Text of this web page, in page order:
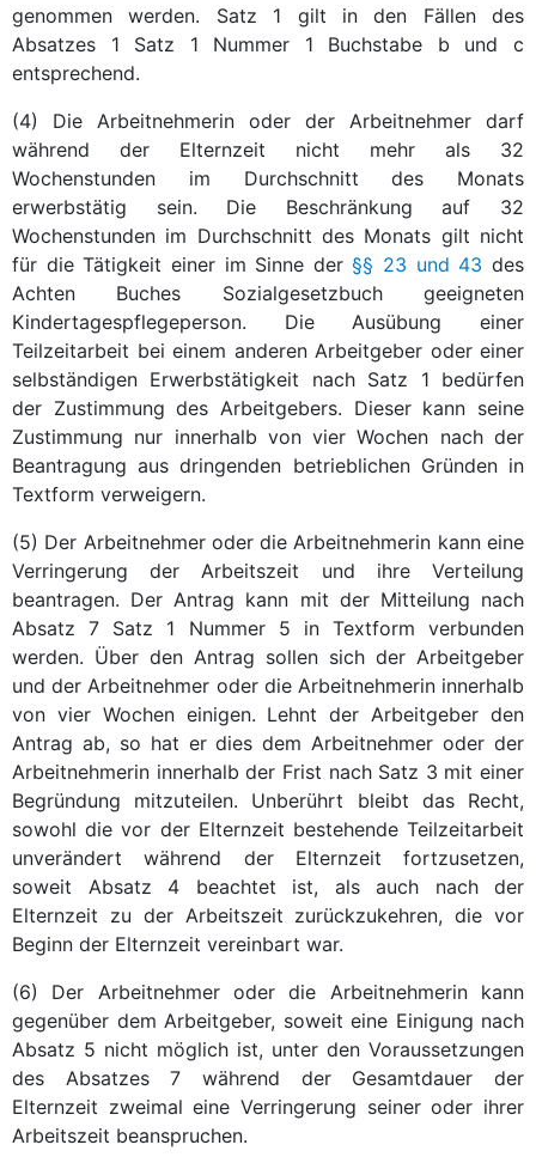
genommen werden. Satz 1 gilt in den Fällen des
Absatzes 1 Satz 1 Nummer 1 Buchstabe b und c
entsprechend.
(4) Die Arbeitnehmerin oder der Arbeitnehmer darf
während der Elternzeit nicht mehr als 32
Wochenstunden im Durchschnitt des Monats
erwerbstätig sein. Die Beschränkung auf 32
Wochenstunden im Durchschnitt des Monats gilt nicht
für die Tätigkeit einer im Sinne der§§ 23 und 43 des
Achten Buches Sozialgesetzbuch geeigneten
Kindertagespflegeperson. Die Ausübung einer
Teilzeitarbeit bei einem anderen Arbeitgeber oder einer
selbständigen Erwerbstätigkeit nach Satz 1 bedürfen
der Zustimmung des Arbeitgebers. Dieser kann seine
Zustimmung nur innerhalb von vier Wochen nach der
Beantragung aus dringenden betrieblichen Gründen in
Textform verweigern.
(5) Der Arbeitnehmer oder die Arbeitnehmerin kann eine
Verringerung der Arbeitszeit und ihre Verteilung
beantragen. Der Antrag kann mit der Mitteilung nach
Absatz 7 Satz 1 Nummer 5 in Textform verbunden
werden. Über den Antrag sollen sich der Arbeitgeber
und der Arbeitnehmer oder die Arbeitnehmerin innerhalb
von vier Wochen einigen. Lehnt der Arbeitgeber den
Antrag ab, so hat er dies dem Arbeitnehmer oder der
Arbeitnehmerin innerhalb der Frist nach Satz 3 mit einer
Begründung mitzuteilen. Unberührt bleibt das Recht,
sowohl die vor der Elternzeit bestehende Teilzeitarbeit
unverändert während der Elternzeit fortzusetzen,
soweit Absatz 4 beachtet ist, als auch nach der
Elternzeit zu der Arbeitszeit zurückzukehren, die vor
Beginn der Elternzeit vereinbart war.
(6) Der Arbeitnehmer oder die Arbeitnehmerin kann
gegenüber dem Arbeitgeber, soweit eine Einigung nach
Absatz 5 nicht möglich ist, unter den Voraussetzungen
des Absatzes 7 während der Gesamtdauer der
Elternzeit zweimal eine Verringerung seiner oder ihrer
Arbeitszeit beanspruchen.